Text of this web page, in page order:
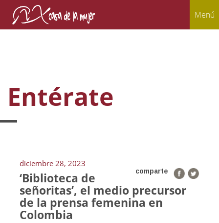
Menú
Entérate
diciembre 28, 2023
comparte
‘Biblioteca de
señoritas’, el medio precursor
de la prensa femenina en
Colombia